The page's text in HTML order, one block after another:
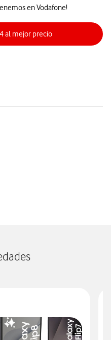
en Vodafone!
al mejor precio
en linkedinen twitter
para compartir en facebook
para compartir en